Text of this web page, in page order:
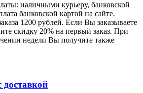
наличными курьеру, банковской
банковской картой на сайте.
1200 рублей. Если Вы заказываете
скидку 20% на первый заказ. При
недели Вы получите также
доставкой